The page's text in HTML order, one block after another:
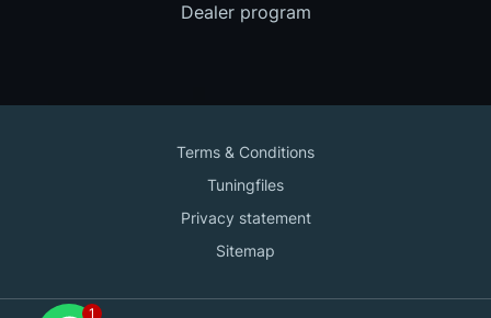
Dealer program
Terms & Conditions
Tuningfiles
Privacy statement
Sitemap